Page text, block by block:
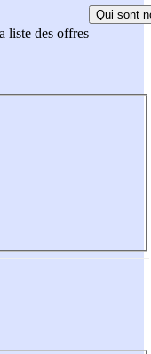
liste des offres
Qui sont